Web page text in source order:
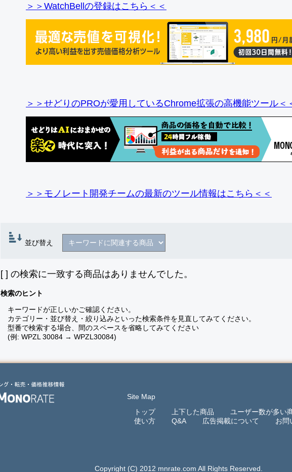
＞＞WatchBellの登録はこちら＜＜
＞＞せどりのPROが愛用しているChrome拡張の高機能ツール＜
＞＞モノレート開発チームの最新のツール情報はこちら＜＜
並び替え
[ ] の検索に一致する商品はありませんでした。
検索のヒント
キーワードが正しいかご確認ください。
カテゴリー・並び替え・絞り込みといった検索条件を見直してみてください。
型番で検索する場合、間のスペースを省略してみてください
(例: WPZL 30084 → WPZL30084)
Site Map
トップ
上下した商品
ユーザー数が多い
使い方
Q&A 広告掲載について お問
Copyright (C) 2012 mnrate.com All Rights Reserved.